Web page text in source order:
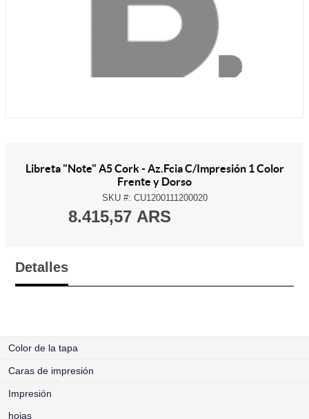
Libreta "Note" A5 Cork - Az.Fcia C/Impresión 1 Color
Frente y Dorso
SKU #: CU1200111200020
8.415,57 ARS
Detalles
Color de la tapa
Caras de impresión
Impresión
hojas